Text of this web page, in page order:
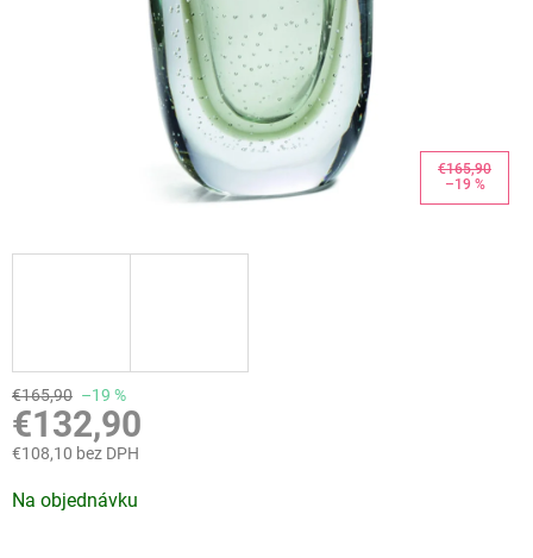
€165,90
–19 %
€165,90 –19 %
€132,90
€108,10 bez DPH
cena:
Na objednávku